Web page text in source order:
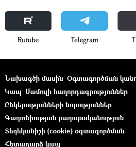
Rutube Telegram
Նախագծի մասին Օգտագործման
Կապ Մամուլի հաղորդագրություններ
Ընկերությունների նորություններ
Գաղտնիության քաղաքականություն
Տեղեկանիշի (cookie) օգտագործման
Հետադարձ կապ